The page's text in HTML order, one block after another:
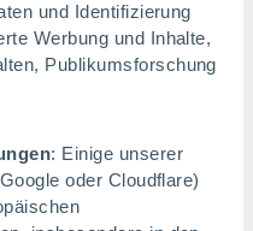
und Identifizierung
Werbung und Inhalte,
Publikumsforschung
: Einige unserer
oder Cloudflare)